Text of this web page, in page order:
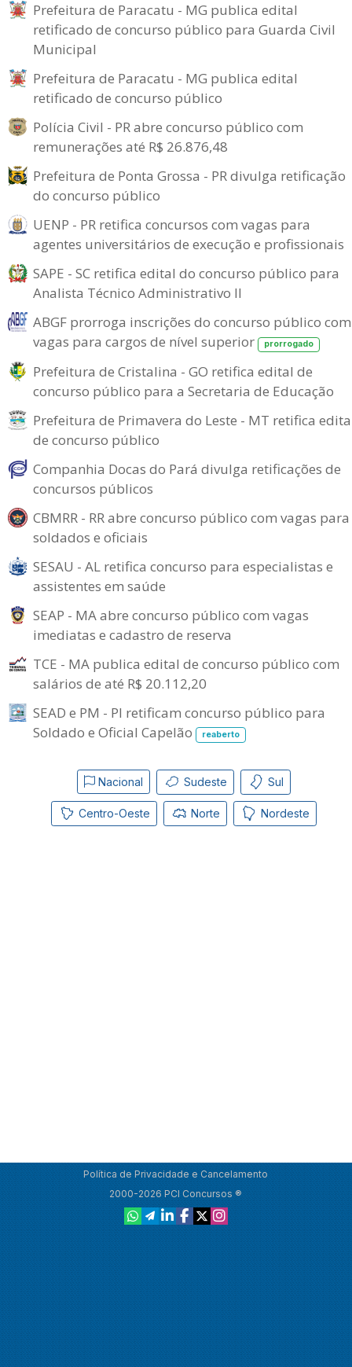
Prefeitura de Paracatu - MG publica edital
retificado de concurso público para Guarda Civil
Municipal
Prefeitura de Paracatu - MG publica edital
retificado de concurso público
Polícia Civil - PR abre concurso público com
remunerações até R$ 26.876,48
Prefeitura de Ponta Grossa - PR divulga retificação
do concurso público
UENP - PR retifica concursos com vagas para
agentes universitários de execução e profissionais
SAPE - SC retifica edital do concurso público para
Analista Técnico Administrativo II
ABGF prorroga inscrições do concurso público com
vagas para cargos de nível superior
prorrogado
Prefeitura de Cristalina - GO retifica edital de
concurso público para a Secretaria de Educação
Prefeitura de Primavera do Leste - MT retifica
de concurso público
Companhia Docas do Pará divulga retificações de
concursos públicos
CBMRR - RR abre concurso público com vagas para
soldados e oficiais
SESAU - AL retifica concurso para especialistas e
assistentes em saúde
SEAP - MA abre concurso público com vagas
imediatas e cadastro de reserva
TCE - MA publica edital de concurso público com
salários de até R$ 20.112,20
SEAD e PM - PI retificam concurso público para
Soldado e Oficial Capelão
reaberto
Nacional Sudeste Sul
Centro-Oeste Norte Nordeste
Política de Privacidade e Cancelamento
2000-2026 PCI Concursos ®